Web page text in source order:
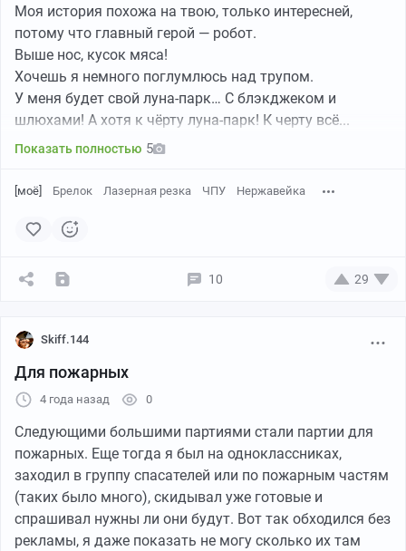
Моя история похожа на твою, только интересней,
потому что главный герой — робот.
Выше нос, кусок мяса!
Хочешь я немного поглумлюсь над трупом.
У меня будет свой луна-парк… С блэкджеком и
шлюхами! А хотя к чёрту луна-парк! К черту всё...
Как кажется не очень он похож, как говорят. Я про
Хотя я даже не знаю куда они пойдут, скорее всего
получится сделать карманный вариант.
Показать полностью 5
[моё] Брелок Лазерная резка ЧПУ Нержавейка
10 29
Skiff.144
Для пожарных
4 года назад 0
Следующими большими партиями стали партии для
пожарных. Еще тогда я был на одноклассниках,
заходил в группу спасателей или по пожарным частям
(таких было много), скидывал уже готовые и
спрашивал нужны ли они будут. Вот так обходился без
рекламы, я даже показать не могу сколько их там